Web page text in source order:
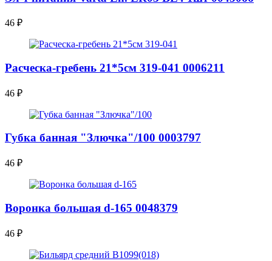
46 ₽
Расческа-гребень 21*5см 319-041 0006211
46 ₽
Губка банная "Злючка"/100 0003797
46 ₽
Воронка большая d-165 0048379
46 ₽